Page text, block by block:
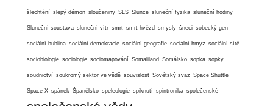
šlechtění slepý démon sloučeniny SLS Slunce sluneční fyzika sluneční hodiny
Sluneční soustava sluneční vítr smrt smrt hvězd smysly šneci sobecký gen
sociální bublina sociální demokracie sociální geografie sociální hmyz sociální sítě
sociobiologie sociologie sociomapování Somaliland Somálsko sopka sopky
soudnictví soukromý sektor ve vědě souvislost Sovětský svaz Space Shuttle
Space X spánek Španělsko speleologie spiknutí spintronika společenské